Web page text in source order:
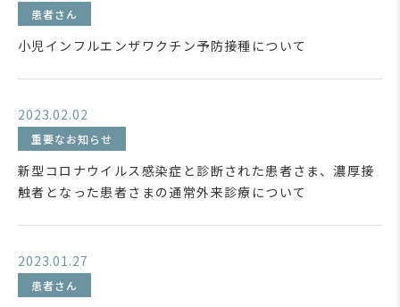
患者さん
小児インフルエンザワクチン予防接種について
2023.02.02
重要なお知らせ
新型コロナウイルス感染症と診断された患者さま、濃厚接
触者となった患者さまの通常外来診療について
2023.01.27
患者さん